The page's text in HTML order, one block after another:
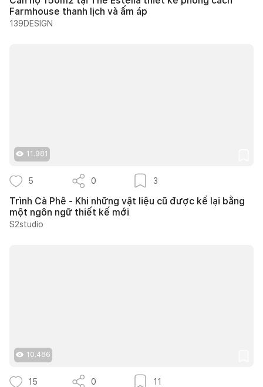
Farmhouse thanh lịch và ấm áp
139DESIGN
11.981
5 0 3
Trình Cà Phê - Khi những vật liệu cũ được kể lại bằng
một ngôn ngữ thiết kế mới
S2studio
10.486
15 0 11